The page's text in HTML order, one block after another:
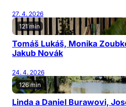
27. 4. 2026
121 min
Tomáš Lukáš, Monika
Jakub Novák
24. 4. 2026
126 min
Linda a Daniel Burawovi,